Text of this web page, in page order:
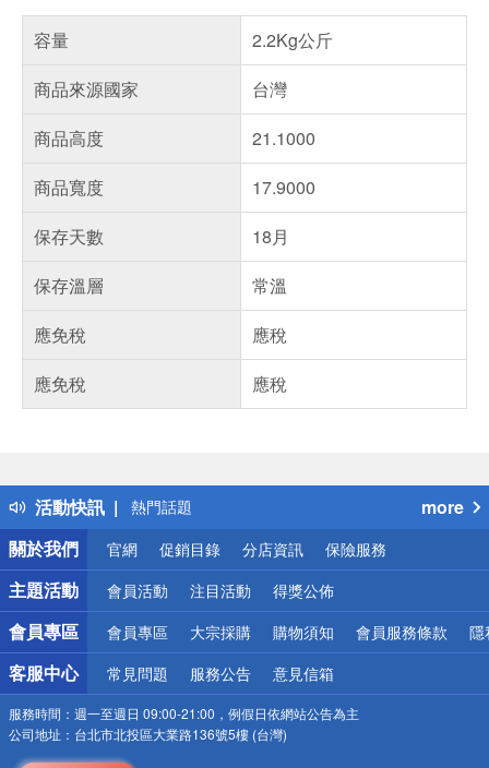
容量
2.2Kg公斤
商品來源國家
台灣
商品高度
21.1000
商品寬度
17.9000
保存天數
18月
保存溫層
常溫
應免稅
應稅
應免稅
應稅
活動快訊
得獎公告
熱門話題
銀行優惠
偏遠地區配送
詐騙網頁！請小心！
more
關於我們
官網 促銷目錄 分店資訊 保險服務
主題活動 會員活動 注目活動 得獎公佈
會員專區 會員專區 大宗採購 購物須知 會員服務條款 隱
客服中心 常見問題 服務公告 意見信箱
服務時間： 週一至週日 09:00-21:00，例假日依網站公告為主
公司地址： 台北市北投區大業路136號5樓 (台灣)